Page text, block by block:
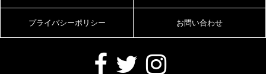
プライバシーポリシー お問い合わせ